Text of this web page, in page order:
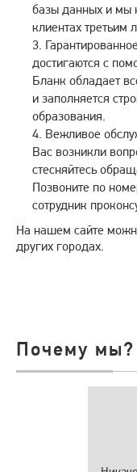
базы данных и мы
клиентах третьим
достигаются с
Бланк обладает
и заполняется
образования.
Вежливое
Вас возникли
стесняйтесь
Позвоните по
сотрудник
На нашем сайте
других городах.
Почему мы?